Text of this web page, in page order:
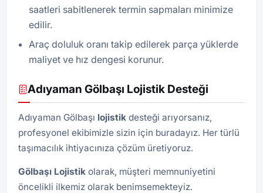
saatleri sabitlenerek termin sapmaları minimize
edilir.
Araç doluluk oranı takip edilerek parça yüklerde
maliyet ve hız dengesi korunur.
Adıyaman Gölbaşı Lojistik Desteği
Adıyaman Gölbaşı lojistik desteği arıyorsanız,
profesyonel ekibimizle sizin için buradayız. Her türlü
taşımacılık ihtiyacınıza çözüm üretiyoruz.
Gölbaşı Lojistik olarak, müşteri memnuniyetini
öncelikli ilkemiz olarak benimsemekteyiz.